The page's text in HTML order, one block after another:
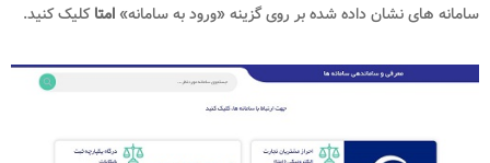
سامانه های نشان داده شده بر روی گزینه «ورود به سامانه» امتاکلیک کنید.